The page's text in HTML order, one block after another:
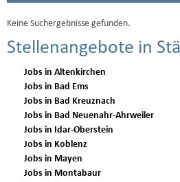
Keine Suchergebnisse gefunden.
Stellenangebote in
Jobs in Altenkirchen
Jobs in Bad Ems
Jobs in Bad Kreuznach
Jobs in Bad Neuenahr-Ahrweiler
Jobs in Idar-Oberstein
Jobs in Koblenz
Jobs in Mayen
Jobs in Montabaur